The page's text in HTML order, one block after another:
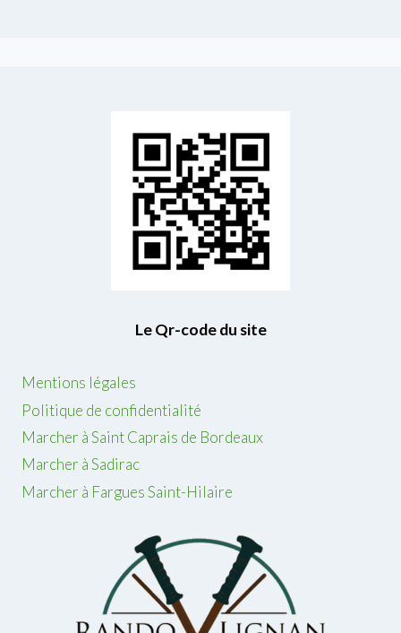
Le Qr-code du site
Mentions légales
Politique de confidentialité
Marcher à Saint Caprais de Bordeaux
Marcher à Sadirac
Marcher à Fargues Saint-Hilaire